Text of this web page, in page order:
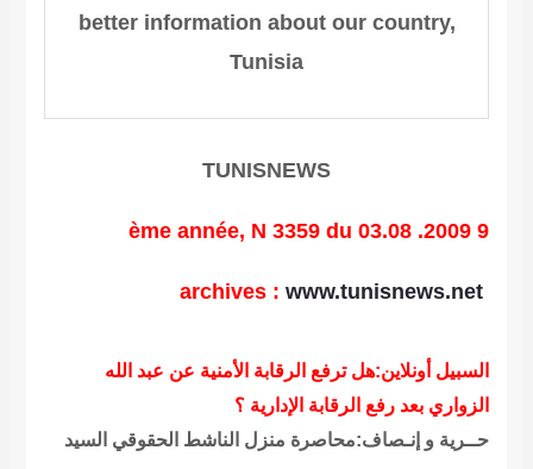
better information about our country,
Tunisia
TUNISNEWS
9 ème année, N 3359 du 03.08 .2009
archives : www.tunisnews.net
السبيل أونلاين:هل ترفع الرقابة الأمنية عن عبد الله
الزواري بعد رفع الرقابة الإدارية ؟
حــرية و إنـصاف:محاصرة منزل الناشط الحقوقي السيد